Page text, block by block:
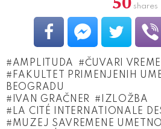
shares
AMPLITUDA
ČUVARI
FAKULTET PRIMENJENIH
BEOGRADU
IVAN GRAČNER
IZLOŽBA
LA CITÉ INTERNATIONALE
MUZEJ SAVREMENE